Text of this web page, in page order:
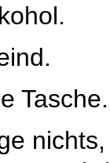
Tasche.